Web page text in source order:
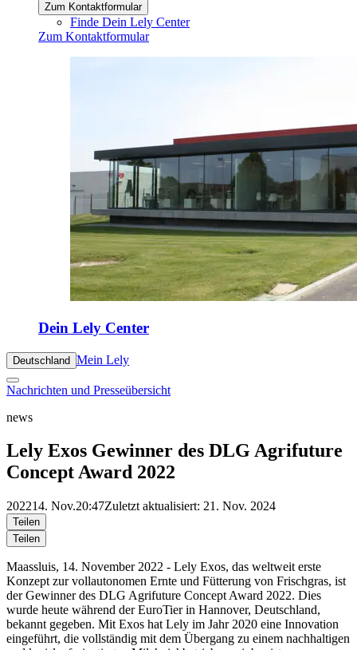
Zum Kontaktformular
Finde Dein Lely Center
Zum Kontaktformular
Dein Lely Center
Deutschland Mein Lely
Nachrichten und Presseübersicht
news
Lely Exos Gewinner des DLG Agrifuture
Concept Award 2022
202214. Nov.20:47Zuletzt aktualisiert: 21. Nov. 2024
Teilen
Teilen
Maassluis, 14. November 2022 - Lely Exos, das weltweit erste
Konzept zur vollautonomen Ernte und Fütterung von Frischgras, ist
der Gewinner des DLG Agrifuture Concept Award 2022. Dies
wurde heute während der EuroTier in Hannover, Deutschland,
bekannt gegeben. Mit Exos hat Lely im Jahr 2020 eine Innovation
eingeführt, die vollständig mit dem Übergang zu einem nachhaltigen